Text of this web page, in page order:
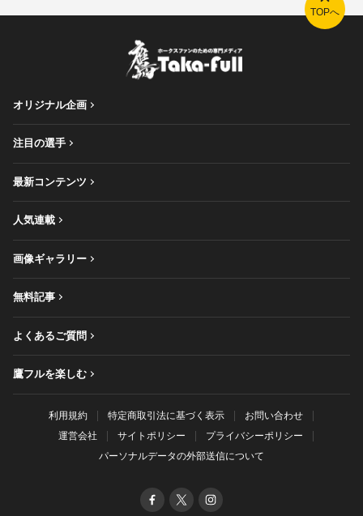
TOPへ
オリジナル企画
注目の選手
最新コンテンツ
人気連載
画像ギャラリー
無料記事
よくあるご質問
鷹フルを楽しむ
利用規約 特定商取引法に基づく表示
お問い合わせ
運営会社
サイトポリシー
プライバシーポリシー
パーソナルデータの外部送信について